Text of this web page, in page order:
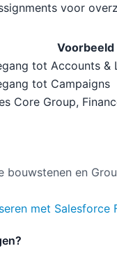
voor
Voorbeeld
tot Accounts &
tot Campaigns
Core Group,
bouwstenen en
met Salesforce